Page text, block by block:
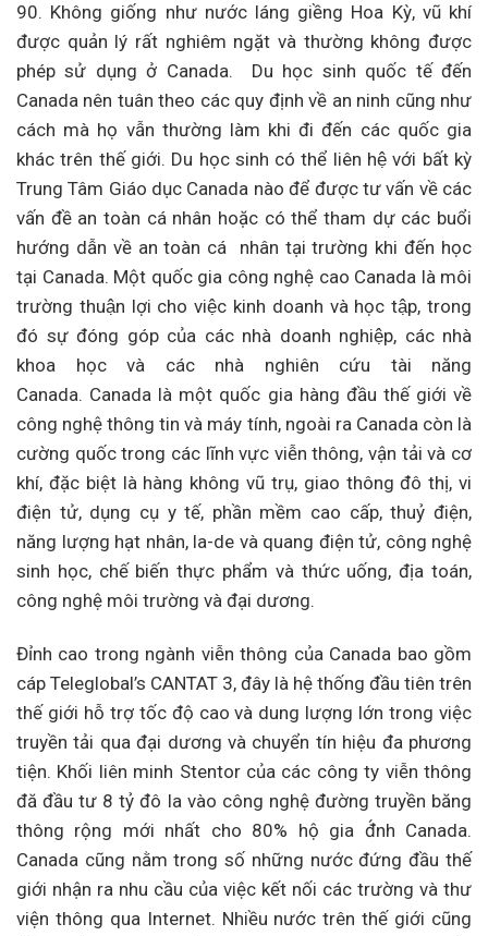
90. Không giống như nước láng giềng Hoa Kỳ, vũ khí
được quản lý rất nghiêm ngặt và thường không được
phép sử dụng ở Canada. Du học sinh quốc tế đến
Canada nên tuân theo các quy định về an ninh cũng như
cách mà họ vẫn thường làm khi đi đến các quốc gia
khác trên thế giới. Du học sinh có thể liên hệ với bất kỳ
Trung Tâm Giáo dục Canada nào để được tư vấn về các
vấn đề an toàn cá nhân hoặc có thể tham dự các buổi
hướng dẫn về an toàn cá nhân tại trường khi đến học
tại Canada. Một quốc gia công nghệ cao Canada là môi
trường thuận lợi cho việc kinh doanh và học tập, trong
đó sự đóng góp của các nhà doanh nghiệp, các nhà
khoa học và các nhà nghiên cứu tài năng
Canada. Canada là một quốc gia hàng đầu thế giới về
công nghệ thông tin và máy tính, ngoài ra Canada còn là
cường quốc trong các lĩnh vực viễn thông, vận tải và cơ
khí, đặc biệt là hàng không vũ trụ, giao thông đô thị, vi
điện tử, dụng cụ y tế, phần mềm cao cấp, thuỷ điện,
năng lượng hạt nhân, la-de và quang điện tử, công nghệ
sinh học, chế biến thực phẩm và thức uống, địa toán,
công nghệ môi trường và đại dương.
Đỉnh cao trong ngành viễn thông của Canada bao gồm
cáp Teleglobal’s CANTAT 3, đây là hệ thống đầu tiên trên
thế giới hỗ trợ tốc độ cao và dung lượng lớn trong việc
truyền tải qua đại dương và chuyển tín hiệu đa phương
tiện. Khối liên minh Stentor của các công ty viễn thông
đă đầu tư 8 tỷ đô la vào công nghệ đường truyền băng
thông rộng mới nhất cho 80% hộ gia đ́nh Canada.
Canada cũng nằm trong số những nước đứng đầu thế
giới nhận ra nhu cầu của việc kết nối các trường và thư
viện thông qua Internet. Nhiều nước trên thế giới cũng